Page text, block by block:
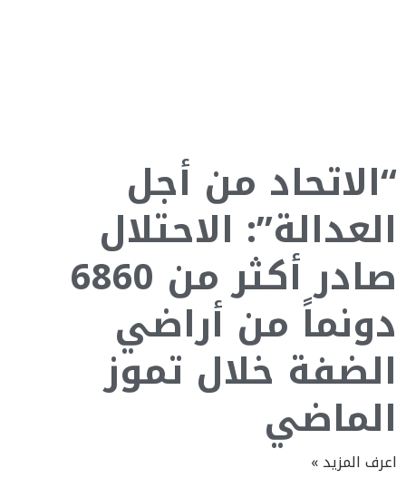
“الاتحاد من أجل
العدالة”: الاحتلال
صادر أكثر من 6860
دونماً من أراضي
الضفة خلال تموز
الماضي
اعرف المزيد »